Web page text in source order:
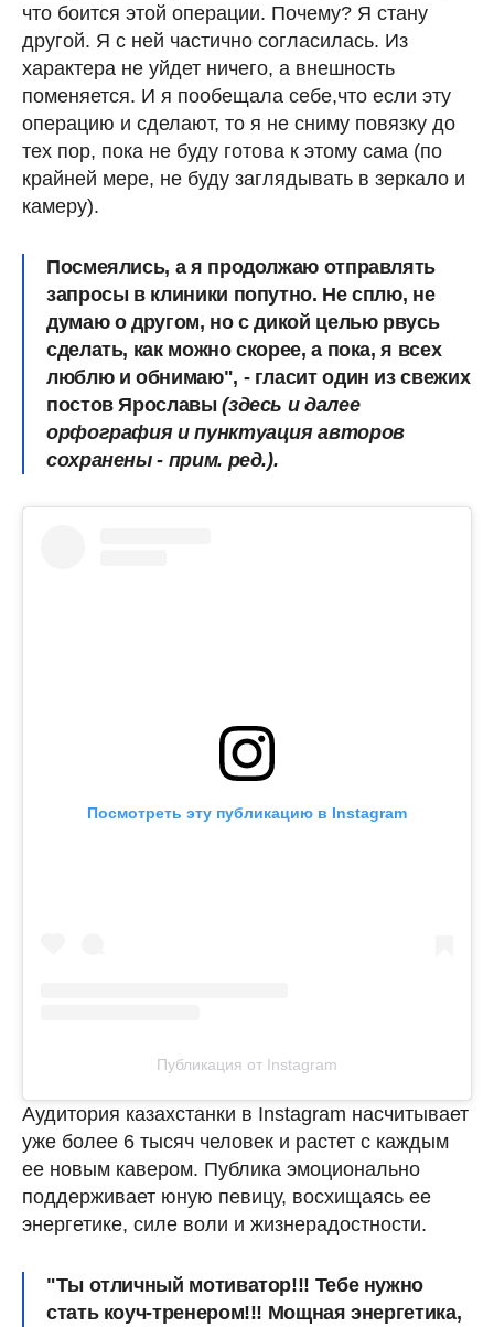
что боится этой операции. Почему? Я стану
другой. Я с ней частично согласилась. Из
характера не уйдет ничего, а внешность
поменяется. И я пообещала себе,что если эту
операцию и сделают, то я не сниму повязку до
тех пор, пока не буду готова к этому сама (по
крайней мере, не буду заглядывать в зеркало и
камеру).
Посмеялись, а я продолжаю отправлять
запросы в клиники попутно. Не сплю, не
думаю о другом, но с дикой целью рвусь
сделать, как можно скорее, а пока, я всех
люблю и обнимаю", - гласит один из свежих
постов Ярославы(здесь и далее
орфография и пунктуация авторов
сохранены - прим. ред.).
Посмотреть эту публикацию в Instagram
Публикация от Instagram
Аудитория казахстанки в Instagram насчитывает
уже более 6 тысяч человек и растет с каждым
ее новым кавером. Публика эмоционально
поддерживает юную певицу, восхищаясь ее
энергетике, силе воли и жизнерадостности.
"Ты отличный мотиватор!!! Тебе нужно
стать коуч-тренером!!! Мощная энергетика,